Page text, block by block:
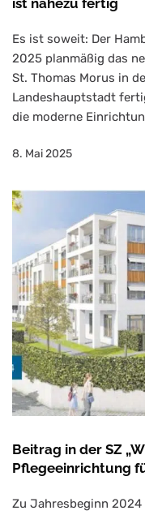
Es ist soweit: Der
2025 planmäßig das
St. Thomas Morus in
Landeshauptstadt
die moderne
8. Mai 2025
Beitrag in der SZ
Pflegeeinrichtung
Zu Jahresbeginn